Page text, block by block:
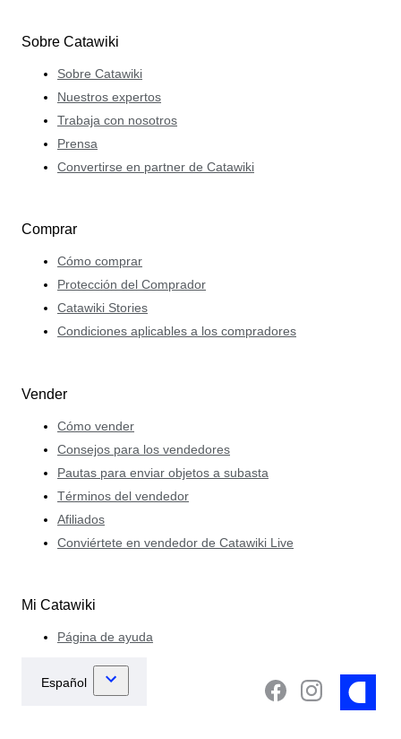
Sobre Catawiki
Sobre Catawiki
Nuestros expertos
Trabaja con nosotros
Prensa
Convertirse en partner de Catawiki
Comprar
Cómo comprar
Protección del Comprador
Catawiki Stories
Condiciones aplicables a los compradores
Vender
Cómo vender
Consejos para los vendedores
Pautas para enviar objetos a subasta
Términos del vendedor
Afiliados
Conviértete en vendedor de Catawiki Live
Mi Catawiki
Página de ayuda